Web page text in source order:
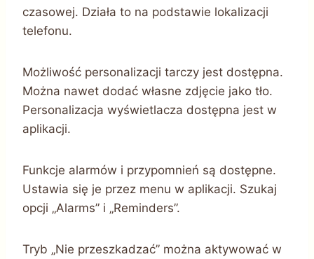
czasowej. Działa to na podstawie lokalizacji
telefonu.
Możliwość personalizacji tarczy jest dostępna.
Można nawet dodać własne zdjęcie jako tło.
Personalizacja wyświetlacza dostępna jest w
aplikacji.
Funkcje alarmów i przypomnień są dostępne.
Ustawia się je przez menu w aplikacji. Szukaj
opcji „Alarms” i „Reminders”.
Tryb „Nie przeszkadzać” można aktywować w